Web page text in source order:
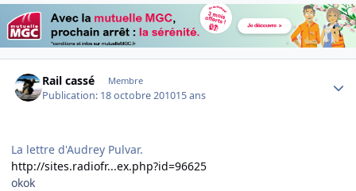
Rail cassé Membre
Publication: 18 octobre 201015 ans
La lettre d'Audrey Pulvar.
http://sites.radiofr...ex.php?id=96625
okok